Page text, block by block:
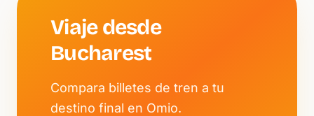
Viaje desde
Bucharest
Compara billetes de tren a tu
destino final en Omio.